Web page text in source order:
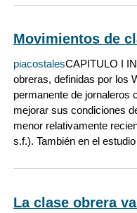
Movimientos de
piacostalesCAPITULO I
obreras, definidas por los
permanente de jornaleros
mejorar sus condiciones
menor relativamente
s.f.). También en el
La clase obrera